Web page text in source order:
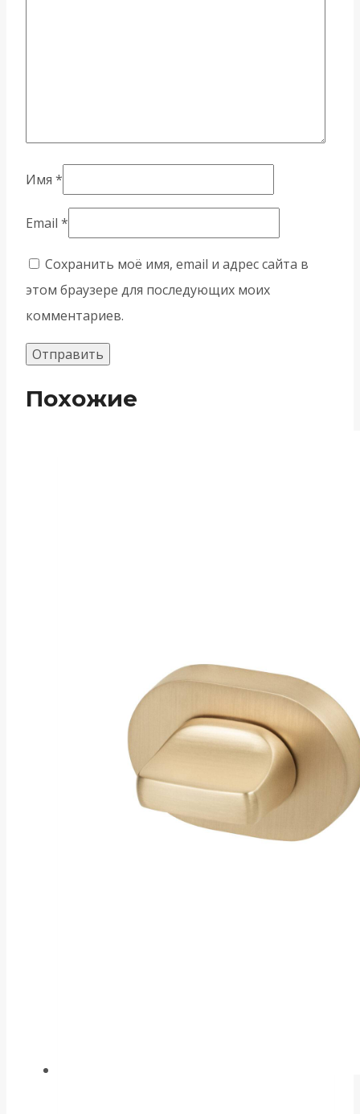
Имя *
Email *
Сохранить моё имя, email и адрес сайта в
этом браузере для последующих моих
комментариев.
Похожие